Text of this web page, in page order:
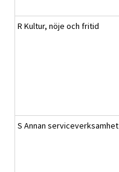
R Kultur, nöje och fritid
S Annan serviceverksamhet